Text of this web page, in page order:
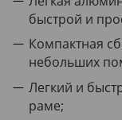
быстрой и
Компактная
небольших
Легкий и
раме;